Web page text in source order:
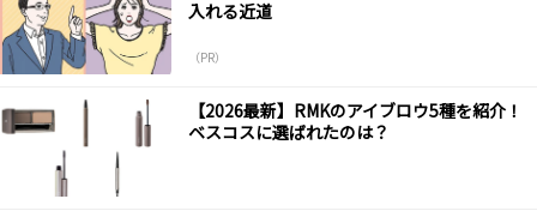
入れる近道
（PR）
【2026最新】RMKのアイブロウ5種を紹介！
ベスコスに選ばれたのは？